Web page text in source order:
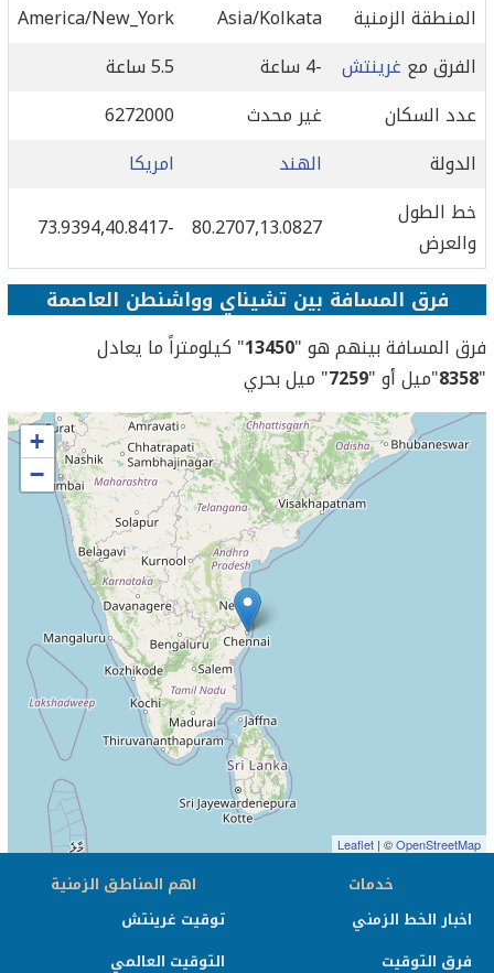
المنطقة الزمنية
Asia/Kolkata
America/New_York
الفرق مع غرينتش -4 ساعة
5.5 ساعة
عدد السكان
غير محدث
6272000
الدولة
الهند
امريكا
خط الطول
والعرض
80.2707,13.0827
-73.9394,40.8417
فرق المسافة بين تشيناي وواشنطن العاصمة
فرق المسافة بينهم هو "13450" كيلومتراً ما يعادل
"
8358"ميل أو "7259" ميل بحري
+
−
Leaflet | ©OpenStreetMap
خدمات
اخبار الخط الزمني
فرق التوقيت
اهم المناطق الزمنية
توقيت غرينتش
التوقيت العالمي